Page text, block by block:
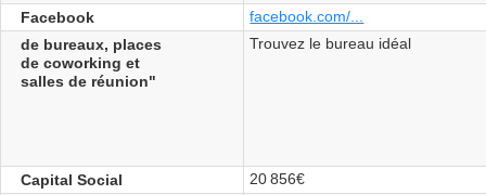
Facebook
facebook.com/...
de bureaux, places
de coworking et
salles de réunion"
Trouvez le bureau idéal
Capital Social
20 856€